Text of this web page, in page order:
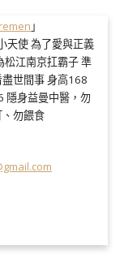
」
天使 為了愛與正義
松江南京扛霸子 準
世間事 身高168
隱身益曼中醫，勿
勿餵食